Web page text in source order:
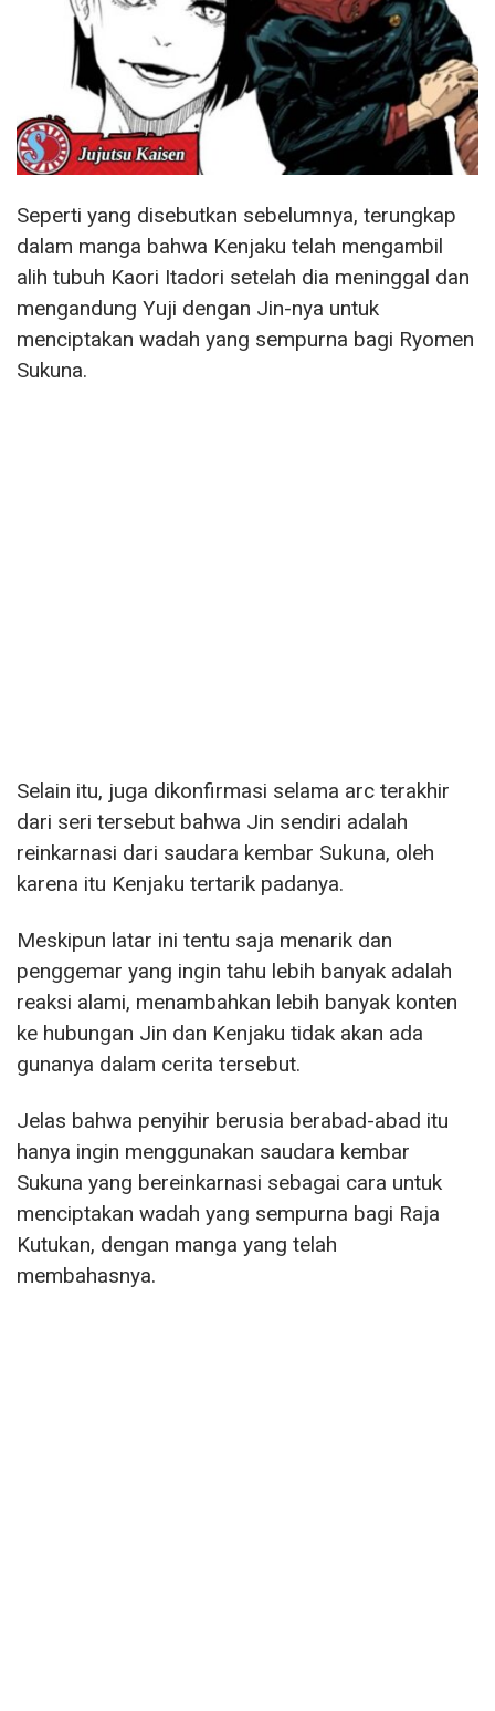
Seperti yang disebutkan sebelumnya, terungkap
dalam manga bahwa Kenjaku telah mengambil
alih tubuh Kaori Itadori setelah dia meninggal dan
mengandung Yuji dengan Jin-nya untuk
menciptakan wadah yang sempurna bagi Ryomen
Sukuna.
Selain itu, juga dikonfirmasi selama arc terakhir
dari seri tersebut bahwa Jin sendiri adalah
reinkarnasi dari saudara kembar Sukuna, oleh
karena itu Kenjaku tertarik padanya.
Meskipun latar ini tentu saja menarik dan
penggemar yang ingin tahu lebih banyak adalah
reaksi alami, menambahkan lebih banyak konten
ke hubungan Jin dan Kenjaku tidak akan ada
gunanya dalam cerita tersebut.
Jelas bahwa penyihir berusia berabad-abad itu
hanya ingin menggunakan saudara kembar
Sukuna yang bereinkarnasi sebagai cara untuk
menciptakan wadah yang sempurna bagi Raja
Kutukan, dengan manga yang telah
membahasnya.